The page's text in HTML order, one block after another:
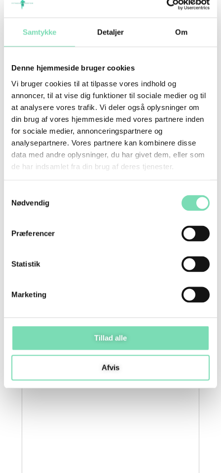
Samtykke Detaljer Om
Denne hjemmeside bruger cookies
Vi bruger cookies til at tilpasse vores indhold og
annoncer, til at vise dig funktioner til sociale medier og til
at analysere vores trafik. Vi deler også oplysninger om
din brug af vores hjemmeside med vores partnere inden
for sociale medier, annonceringspartnere og
analysepartnere. Vores partnere kan kombinere disse
data med andre oplysninger, du har givet dem, eller som
de har indsamlet fra din brug af deres tjenester.
Nødvendig
Præferencer
Statistik
Marketing
Tillad alle
Afvis
sendes direkte til din dør.
Yderligere information
Vægt
N/A
Anmeldelser
Der er endnu ikke nogle anmeldelser.
“Klassisk Hoodie — Sort”
Din e-mailadresse vil ikke blive publiceret.